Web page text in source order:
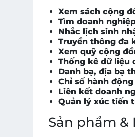
Xem sách cộng
Tìm doanh
Nhắc lịch sinh
Truyền thông đa
Xem quỹ cộng
Thống kê dữ liệu
Danh bạ, địa bạ
Chỉ số hành
Liên kết doanh
Quản lý xúc tiến
Sản phẩm &